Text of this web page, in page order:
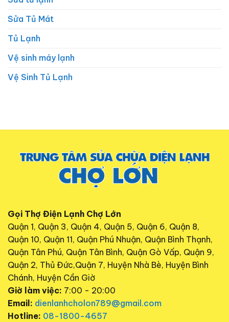
Sửa Tủ Mát
Tủ Lạnh
Vệ sinh máy lạnh
Vệ Sinh Tủ Lạnh
Gọi Thợ Điện Lạnh Chợ Lớn
Quận 1, Quận 3, Quận 4, Quận 5, Quận 6, Quận 8,
Quận 10, Quận 11, Quận Phú Nhuận, Quận Bình Thạnh,
Quận Tân Phú, Quận Tân Bình, Quận Gò Vấp, Quận 9,
Quận 2, Thủ Đức,Quận 7, Huyện Nhà Bè, Huyện Bình
Chánh, Huyện Cần Giờ
Giờ làm việc: 7:00 - 20:00
Email: dienlanhcholon789@gmail.com
Hotline: 08-1800-4657